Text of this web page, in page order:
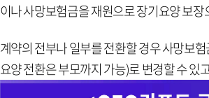
이나 사망보험금을 재원으로 장기요양 보
계약의 전부나 일부를 전환할 경우 사망보
요양 전환은 부모까지 가능)로 변경할 수